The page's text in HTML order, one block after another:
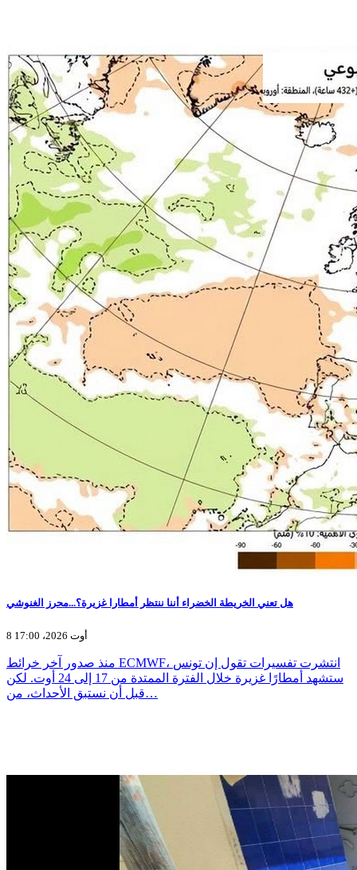
هل تعني الخريطة الخضراء أننا ننتظر أمطارا غزيرة؟...محرز الغنوشي
8 أوت 2026، 17:00
منذ صدور آخر خرائط ECMWF، انتشرت تفسيرات تقول إن تونس
ستشهد أمطارًا غزيرة خلال الفترة الممتدة من 17 إلى 24 أوت. لكن
قبل أن نستبق الأحداث، من…